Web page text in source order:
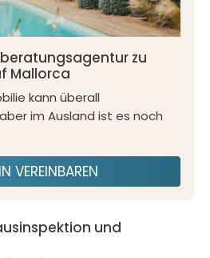
zu
Mallorca
kann überall
im Ausland ist es noch
VEREINBAREN
und